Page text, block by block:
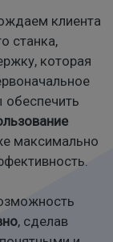
клиента
станка,
которая
обеспечить
максимально
, сделав